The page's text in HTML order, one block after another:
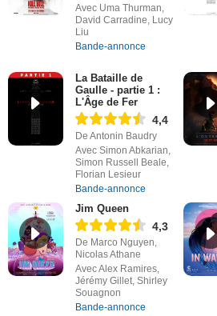
Avec Uma Thurman,
David Carradine, Lucy
Liu
Bande-annonce
La Bataille de
Gaulle - partie 1 :
L'Âge de Fer
4,4
De Antonin Baudry
Avec Simon Abkarian,
Simon Russell Beale,
Florian Lesieur
Bande-annonce
Jim Queen
4,3
De Marco Nguyen,
Nicolas Athane
Avec Alex Ramires,
Jérémy Gillet, Shirley
Souagnon
Bande-annonce